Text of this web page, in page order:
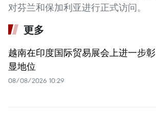
对芬兰和保加利亚进行正式访问。
更多
越南在印度国际贸易展会上进一步彰
显地位
08/08/2026 10:29